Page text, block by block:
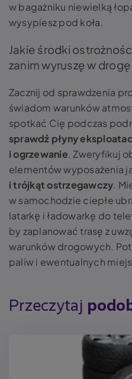
w bagażniku niewielką
wysypiesz pod koła.
Jakie środki
zanim wyruszę w
Zacznij od sprawdzenia
świadom warunków
spotkać Cię podczas
sprawdź płyny
i ogrzewanie. Zweryfikuj
elementów wyposażenia
i trójkąt ostrzegawczy.
w samochodzie ciepłe
latarkę i ładowarkę do
by zaplanować trasę z
warunków drogowych.
paliw i ewentualnych
Przeczytaj